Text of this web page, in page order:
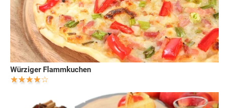
Würziger Flammkuchen